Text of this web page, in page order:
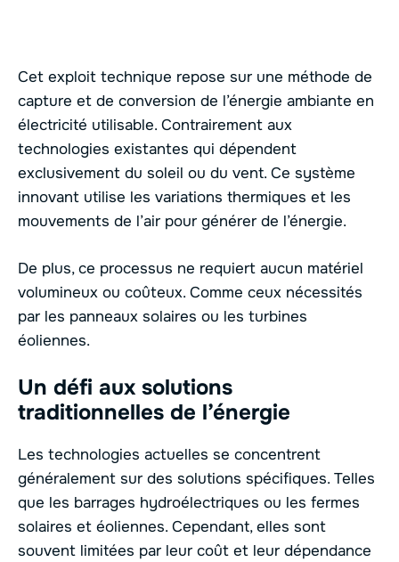
Cet exploit technique repose sur une méthode de
capture et de conversion de l’énergie ambiante en
électricité utilisable. Contrairement aux
technologies existantes qui dépendent
exclusivement du soleil ou du vent. Ce système
innovant utilise les variations thermiques et les
mouvements de l’air pour générer de l’énergie.
De plus, ce processus ne requiert aucun matériel
volumineux ou coûteux. Comme ceux nécessités
par les panneaux solaires ou les turbines
éoliennes.
Un défi aux solutions
traditionnelles de l’énergie
Les technologies actuelles se concentrent
généralement sur des solutions spécifiques. Telles
que les barrages hydroélectriques ou les fermes
solaires et éoliennes. Cependant, elles sont
souvent limitées par leur coût et leur dépendance